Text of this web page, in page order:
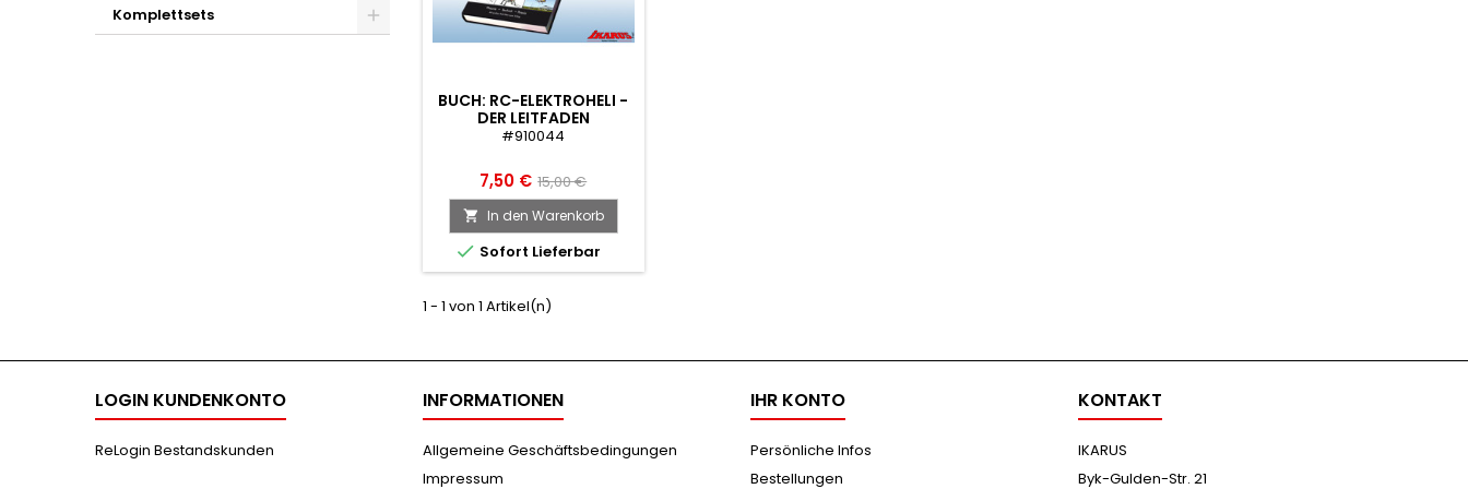
Komplettsets
BUCH: RC-ELEKTROHELI -
DER LEITFADEN
#910044
7,50 € 15,00 €
 In den Warenkorb
 Sofort Lieferbar
1 - 1 von 1 Artikel(n)
LOGIN KUNDENKONTO
ReLogin Bestandskunden
INFORMATIONEN
Allgemeine Geschäftsbedingungen
Impressum
IHR KONTO
Persönliche Infos
Bestellungen
KONTAKT
IKARUS
Byk-Gulden-Str. 21